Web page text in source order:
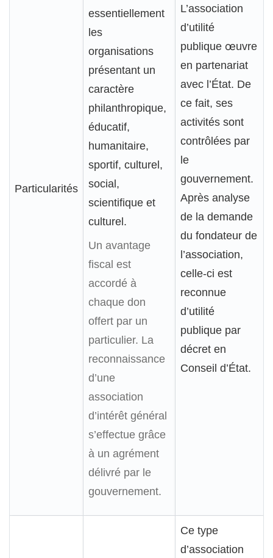
Particularités
essentiellement
les
organisations
présentant un
caractère
philanthropique,
éducatif,
humanitaire,
sportif, culturel,
social,
scientifique et
culturel.
Un avantage
fiscal est
accordé à
chaque don
offert par un
particulier. La
reconnaissance
d’une
association
d’intérêt général
s’effectue grâce
à un agrément
délivré par le
gouvernement.
L’association
d’utilité
publique œuvre
en partenariat
avec l’État. De
ce fait, ses
activités sont
contrôlées par
le
gouvernement.
Après analyse
de la demande
du fondateur de
l’association,
celle-ci est
reconnue
d’utilité
publique par
décret en
Conseil d’État.
Ce type
d’association